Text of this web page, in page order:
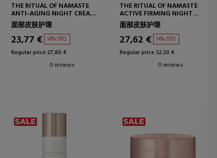
THE RITUAL OF NAMASTE
ANTI-AGING NIGHT CREAM
REFILL, REPLACEMENT FOR
ANTI-AGING NIGHT CREAM
面部皮肤护理
23,77 € 14% DTO.
Regular price 27,80 €
0 reviews
THE RITUAL OF NAMASTE
ACTIVE FIRMING NIGHT
CREAM REFILL RECARGA DE
CREMA DE NOCHE
面部皮肤护理
27,62 € 14% DTO.
Regular price 32,30 €
0 reviews